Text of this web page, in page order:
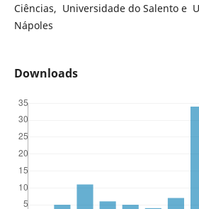
Ciências, Universidade do Salento e
Nápoles
Downloads